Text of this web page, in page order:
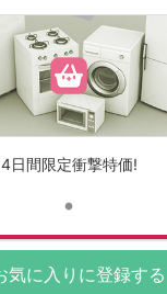
4日間限定衝撃特価!